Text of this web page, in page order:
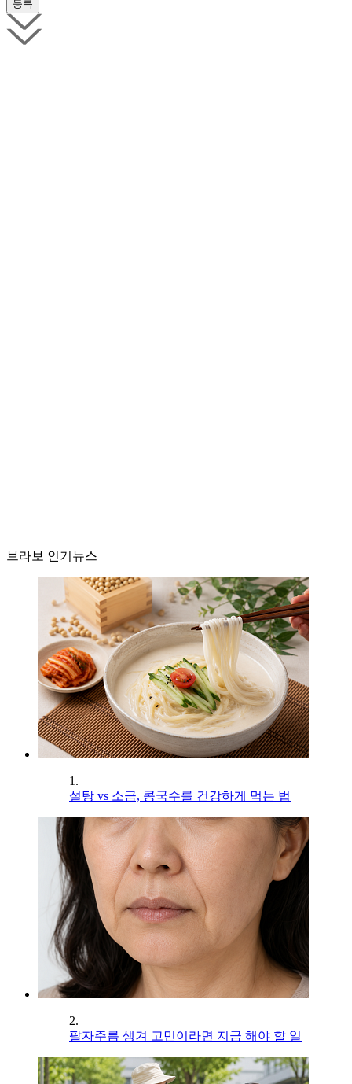
브라보 인기뉴스
1.
설탕 vs 소금, 콩국수를 건강하게 먹는 법
2.
팔자주름 생겨 고민이라면 지금 해야 할 일